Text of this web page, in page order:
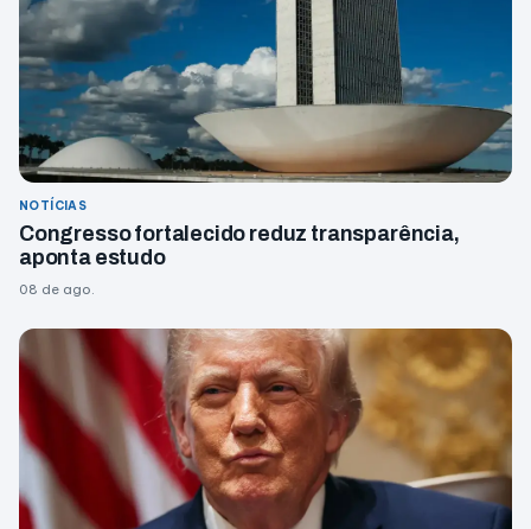
NOTÍCIAS
Congresso fortalecido reduz transparência,
aponta estudo
08 de ago.